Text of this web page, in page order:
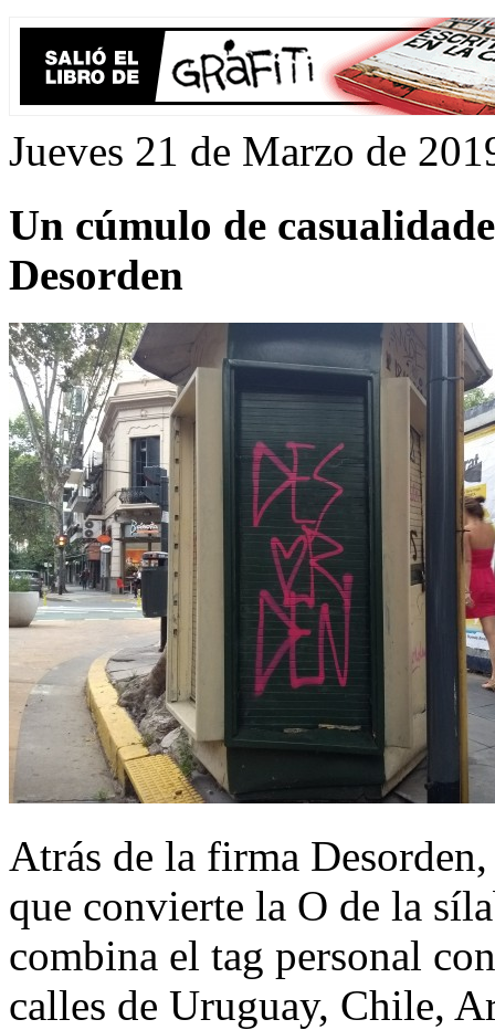
Jueves 21 de Marzo de
Un cúmulo de
Desorden
Atrás de la firma
que convierte la O de la
combina el tag personal
calles de Uruguay, Chile,